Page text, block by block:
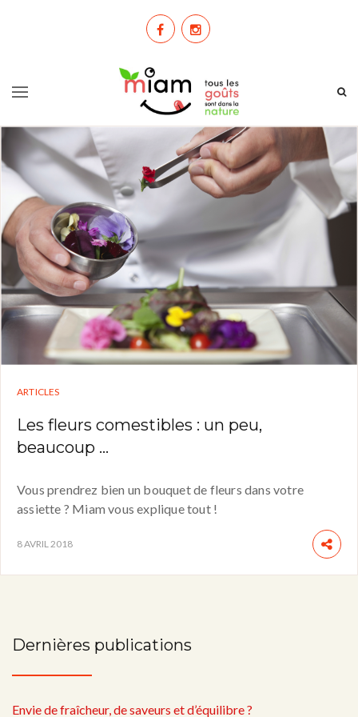
ARTICLES
Les fleurs comestibles : un peu,
beaucoup …
Vous prendrez bien un bouquet de fleurs dans votre
assiette ? Miam vous explique tout !
8 AVRIL 2018
Dernières publications
Envie de fraîcheur, de saveurs et d’équilibre ?